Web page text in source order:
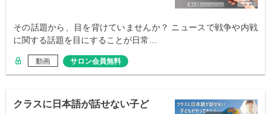
その話題から、目を背けていませんか？ ニュースで戦争や内戦
に関する話題を目にすることが日常…
動画 サロン会員無料
クラスに日本語が話せない子ど